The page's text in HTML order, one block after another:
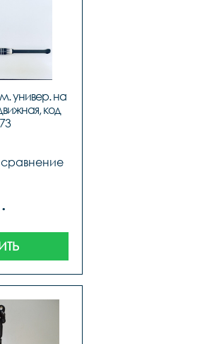
универ. на
код
сравнение